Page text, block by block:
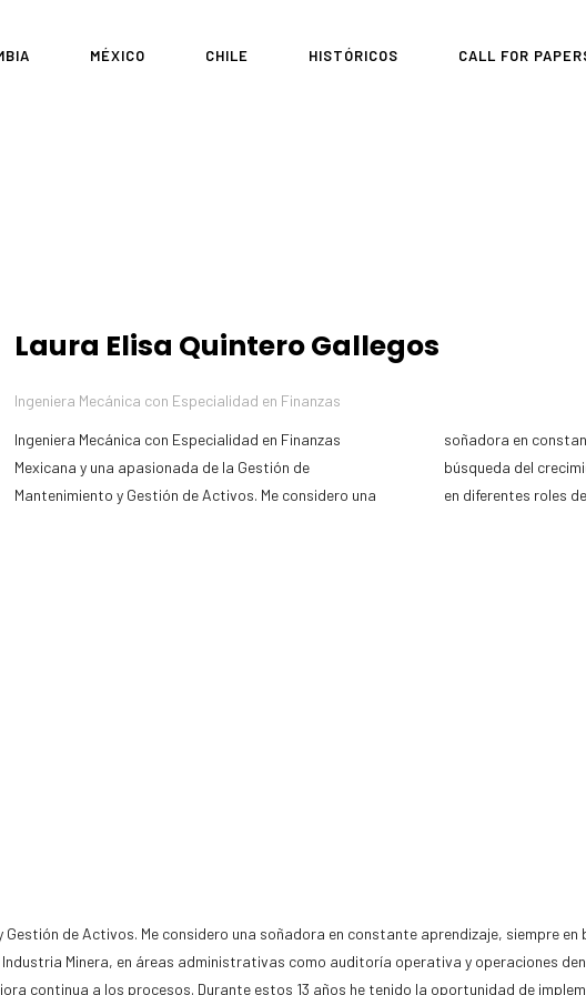
MÉXICO CHILE HISTÓRICOS CALL FOR
Laura Elisa Quintero Gallegos
Ingeniera Mecánica con Especialidad en Finanzas
Ingeniera Mecánica con Especialidad en Finanzas
Mexicana y una apasionada de la Gestión de
Mantenimiento y Gestión de Activos. Me considero una
soñadora en constante aprendizaje, siempre en
búsqueda del crecimiento personal. Me he desarrollado
en diferentes roles
de Activos. Me considero una soñadora en constante aprendizaje, siempre
Minera, en áreas administrativas como auditoría operativa y operaciones
continua a los procesos. Durante estos 13 años he tenido la oportunidad de